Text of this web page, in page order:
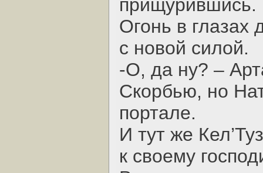
прищурившись.
Огонь в глазах
с новой силой.
-О, да ну? –
Скорбью, но
портале.
И тут же
к своему